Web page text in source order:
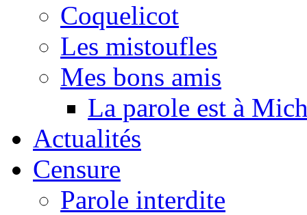
Coquelicot
Les mistoufles
Mes bons amis
La parole est à
Actualités
Censure
Parole interdite